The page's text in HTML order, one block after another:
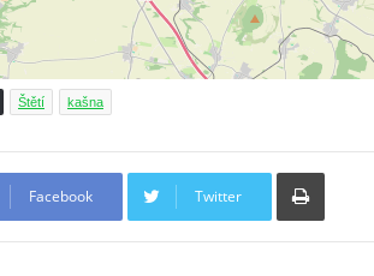
hlavního nádraží v Ústí nad Labem
Fontána se slunečními hodinami na
Lidickém náměstí v Ústí nad Labem
Labem
Kašna Gänsediebbrunnen v ulici Weiße
Gasse v Drážďanech
Štětí kašna
Facebook Twitter